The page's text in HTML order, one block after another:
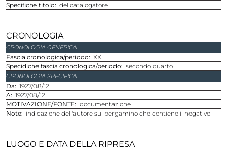
Specifiche titolo
del catalogatore
CRONOLOGIA
CRONOLOGIA GENERICA
Fascia cronologica/periodo
XX
Specidiche fascia cronologica/periodo
secondo quarto
CRONOLOGIA SPECIFICA
Da
1927/08/12
A
1927/08/12
MOTIVAZIONE/FONTE
documentazione
Note
indicazione dell'autore sul pergamino che contiene il negativo
LUOGO E DATA DELLA RIPRESA